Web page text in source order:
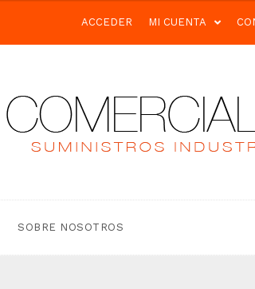
ACCEDER MI CUENTA
SOBRE NOSOTROS